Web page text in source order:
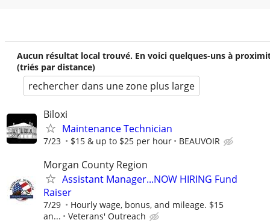
Aucun résultat local trouvé. En voici quelques-uns à
(triés par distance)
rechercher dans une zone plus large
Biloxi
Maintenance Technician
7/23 $15 & up to $25 per hour BEAUVOIR
Morgan County Region
Assistant Manager...NOW HIRING Fund
Raiser
7/29
Hourly wage, bonus, and mileage. $15
an...
Veterans' Outreach